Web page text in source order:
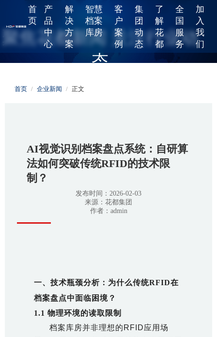
首
页
产
品
中
心
解
决
方
案
智慧
档案
库房
客
户
案
例
集
团
动
态
了
解
花
都
全
国
服
务
加
入
我
们
聚焦花都新闻 关注行业动
态
给您提供更精彩的花都故事和行业动态，工艺改良、产品更新、
首页 / 企业新闻 / 正文
AI视觉识别档案盘点系统：自研算
法如何突破传统RFID的技术限
制？
发布时间：2026-02-03
来源：花都集团
作者：admin
一、技术瓶颈分析：为什么传统RFID在
档案盘点中面临困境？
1.1 物理环境的读取限制
档案库房并非理想的RFID应用场